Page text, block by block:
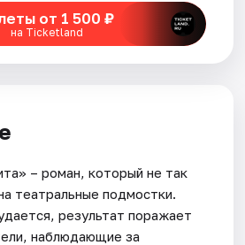
от 1 500 ₽
на Ticketland
– роман, который не так
театральные подмостки.
результат поражает
наблюдающие за